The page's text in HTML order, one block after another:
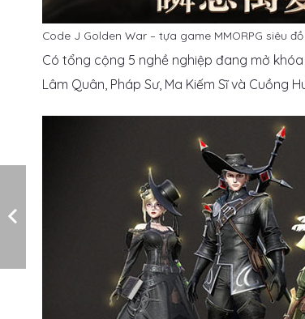
Code J Golden War – tựa game MMORPG siêu
Có tổng cộng 5 nghề nghiệp đang mở
Lâm Quân, Pháp Sư, Ma Kiếm Sĩ và Cuồng